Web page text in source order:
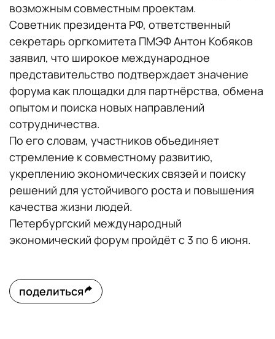
возможным совместным проектам.
Советник президента РФ, ответственный
секретарь оргкомитета ПМЭФ Антон Кобяков
заявил, что широкое международное
представительство подтверждает значение
форума как площадки для партнёрства, обмена
опытом и поиска новых направлений
сотрудничества.
По его словам, участников объединяет
стремление к совместному развитию,
укреплению экономических связей и поиску
решений для устойчивого роста и повышения
качества жизни людей.
Петербургский международный
экономический форум пройдёт с 3 по 6 июня.
поделиться